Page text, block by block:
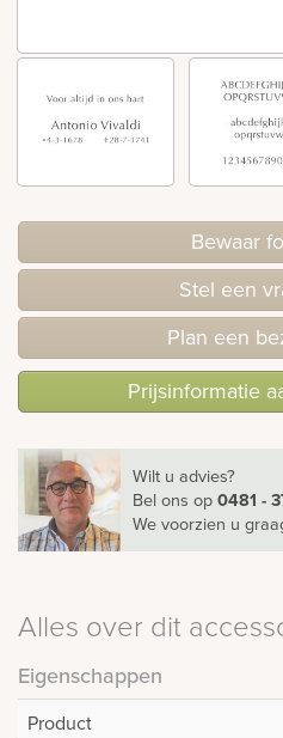
Bewaar
Stel een
Plan een
Prijsinformatie
Wilt u advies?
Bel ons op0481 -
We voorzien u
Alles over dit
Eigenschappen
Product